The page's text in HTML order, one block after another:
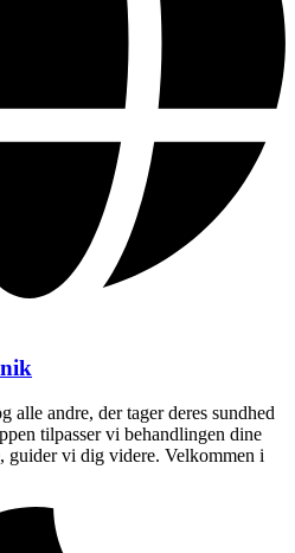
alle andre, der tager deres sundhed
tilpasser vi behandlingen dine
vi dig videre. Velkommen i